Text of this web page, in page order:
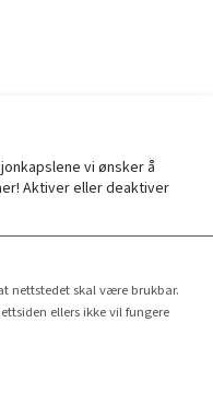
vi ønsker å
Aktiver eller deaktiver
nettstedet skal være brukbar.
ellers ikke vil fungere